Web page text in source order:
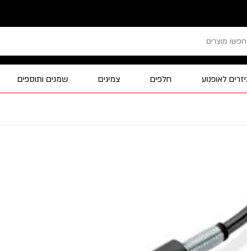
לאופנוע חלפים צמיגים שמנים ותוספים